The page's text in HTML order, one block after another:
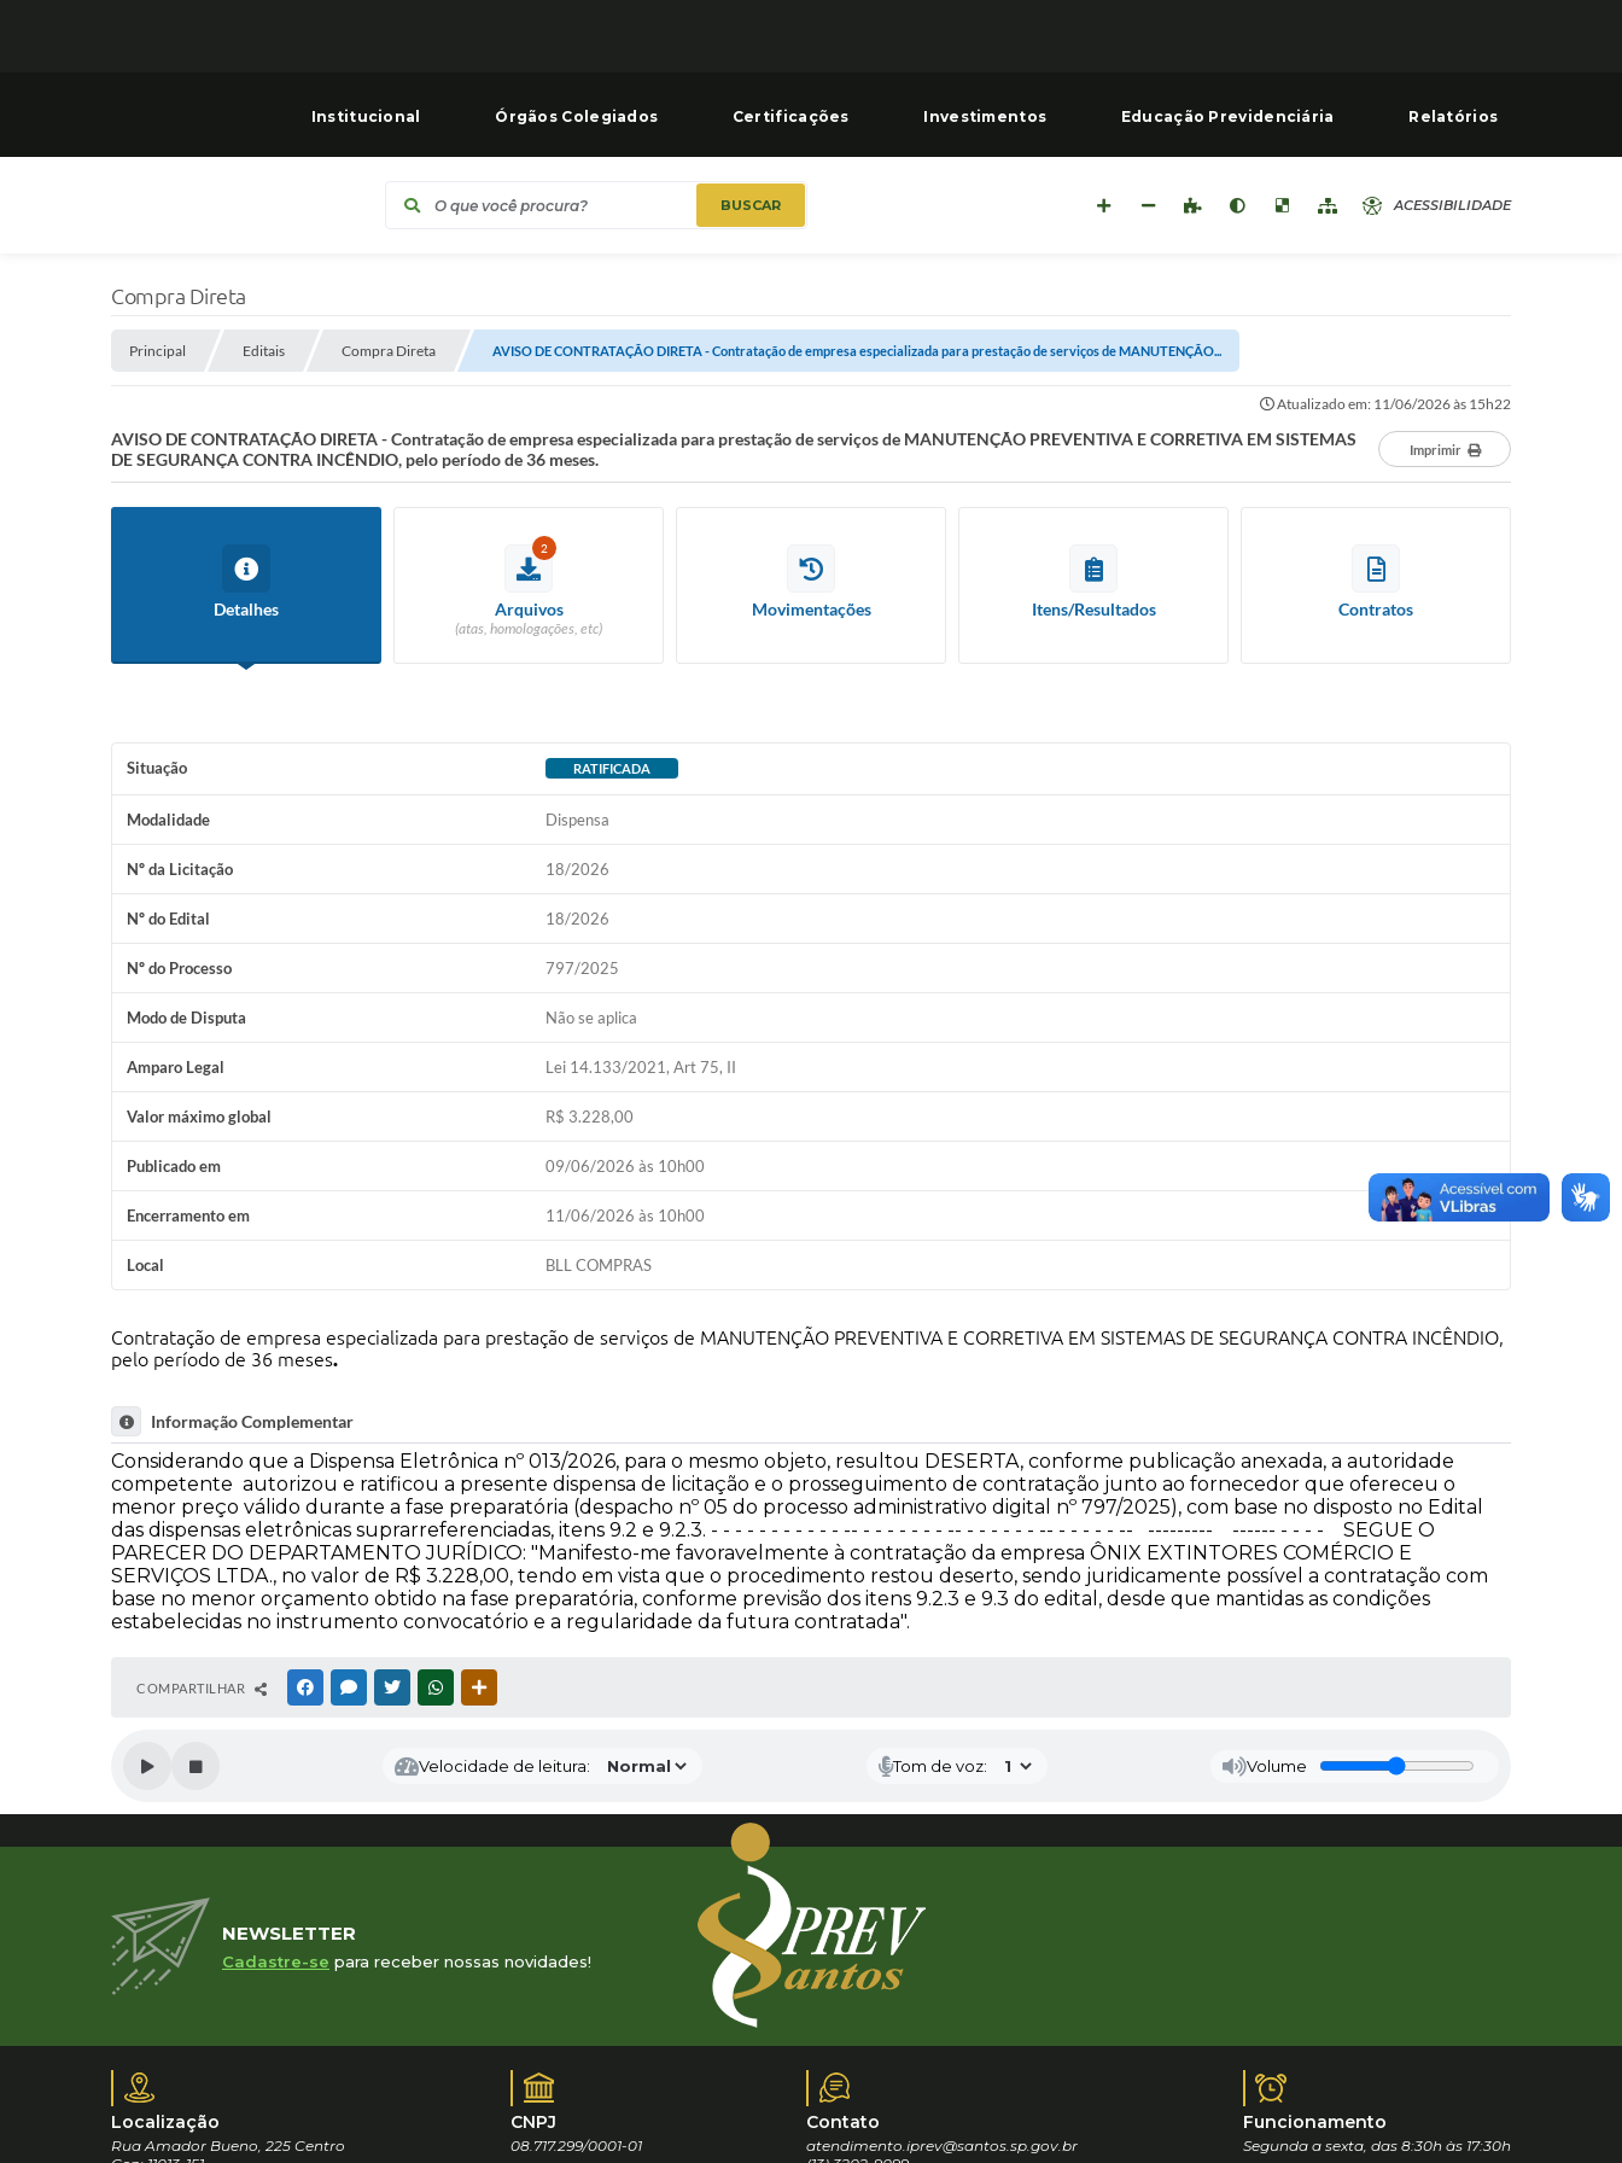
Institucional Órgãos Colegiados Certificações Investimentos Educação Previdenciária Relatórios
BUSCAR ACESSIBILIDADE
Compra Direta
Principal Editais Compra Direta AVISO DE CONTRATAÇÃO DIRETA - Contratação de empresa especializada para prestação de serviços de MANUTENÇÃO...
Atualizado em: 11/06/2026 às 15h22
AVISO DE CONTRATAÇÃO DIRETA - Contratação de empresa especializada para prestação de serviços de MANUTENÇÃO PREVENTIVA E CORRETIVA EM SISTEMAS
DE SEGURANÇA CONTRA INCÊNDIO, pelo período de 36 meses.
Imprimir
Detalhes
2
Arquivos
(atas, homologações, etc)
Movimentações Itens/Resultados Contratos
Situação RATIFICADA
Modalidade Dispensa
Nº da Licitação 18/2026
Nº do Edital 18/2026
Nº do Processo 797/2025
Modo de Disputa Não se aplica
Amparo Legal Lei 14.133/2021, Art 75, II
Valor máximo global R$ 3.228,00
Publicado em 09/06/2026 às 10h00
Encerramento em 11/06/2026 às 10h00
Local BLL COMPRAS
Contratação de empresa especializada para prestação de serviços de MANUTENÇÃO PREVENTIVA E CORRETIVA EM SISTEMAS DE SEGURANÇA CONTRA INCÊNDIO,
pelo período de 36 meses.
Informação Complementar
Considerando que a Dispensa Eletrônica nº 013/2026, para o mesmo objeto, resultou DESERTA, conforme publicação anexada, a autoridade
competente autorizou e ratificou a presente dispensa de licitação e o prosseguimento de contratação junto ao fornecedor que ofereceu o
menor preço válido durante a fase preparatória (despacho nº 05 do processo administrativo digital nº 797/2025), com base no disposto no Edital
das dispensas eletrônicas suprarreferenciadas, itens 9.2 e 9.2.3. - - - - - - - - - - - -- - - - - - - - -- - - - - - - -- - - - - - -- --------- ------ - - - - SEGUE O
PARECER DO DEPARTAMENTO JURÍDICO: "Manifesto-me favoravelmente à contratação da empresa ÔNIX EXTINTORES COMÉRCIO E
SERVIÇOS LTDA., no valor de R$ 3.228,00, tendo em vista que o procedimento restou deserto, sendo juridicamente possível a contratação com
base no menor orçamento obtido na fase preparatória, conforme previsão dos itens 9.2.3 e 9.3 do edital, desde que mantidas as condições
estabelecidas no instrumento convocatório e a regularidade da futura contratada".
COMPARTILHAR FACEBOOKMESSENGER
TWITTERWHATSAPP
Velocidade de leitura: Tom de voz: Volume
NEWSLETTER
Cadastre-se para receber nossas novidades!
Localização
Rua Amador Bueno, 225 Centro
CNPJ
08.717.299/0001-01
Contato
atendimento.iprev@santos.sp.gov.br
Funcionamento
Segunda a sexta, das 8:30h às 17:30h